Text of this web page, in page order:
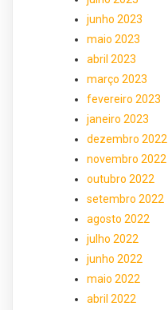
junho 2023
maio 2023
abril 2023
março 2023
fevereiro 2023
janeiro 2023
dezembro 2022
novembro 2022
outubro 2022
setembro 2022
agosto 2022
julho 2022
junho 2022
maio 2022
abril 2022